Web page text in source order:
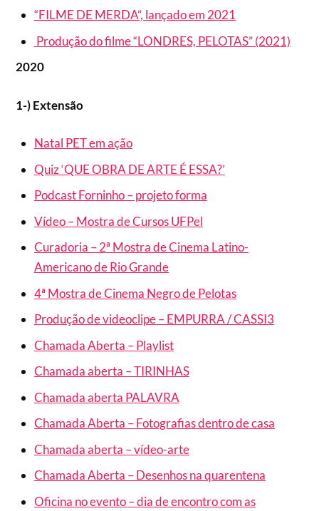
“FILME DE MERDA”, lançado em 2021
Produção do filme “LONDRES, PELOTAS” (2021)
2020
1-) Extensão
Natal PET em ação
Quiz ‘QUE OBRA DE ARTE É ESSA?’
Podcast Forninho – projeto forma
Vídeo – Mostra de Cursos UFPel
Curadoria – 2ª Mostra de Cinema Latino-
Americano de Rio Grande
4ª Mostra de Cinema Negro de Pelotas
Produção de videoclipe – EMPURRA / CASSI3
Chamada Aberta – Playlist
Chamada aberta – TIRINHAS
Chamada aberta PALAVRA
Chamada Aberta – Fotografias dentro de casa
Chamada aberta – vídeo-arte
Chamada Aberta – Desenhos na quarentena
Oficina no evento – dia de encontro com as